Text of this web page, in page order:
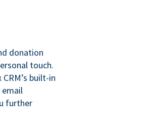
donation
touch.
built-in
further